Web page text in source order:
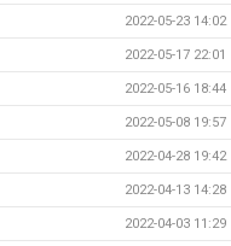
2022-05-23 14:02
2022-05-17 22:01
2022-05-16 18:44
2022-05-08 19:57
2022-04-28 19:42
2022-04-13 14:28
2022-04-03 11:29